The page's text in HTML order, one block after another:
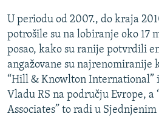
NASTANAK I RASPAD JUGOSLAVIJE
U periodu od 2007., do kraja
potrošile su na lobiranje oko 17
posao, kako su ranije potvrdili
angažovane su najrenomiranije
“Hill & Knowlton International”
Vladu RS na području Evrope, a
Associates” to radi u